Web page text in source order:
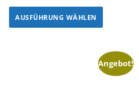
AUSFÜHRUNG WÄHLEN
Angebot!